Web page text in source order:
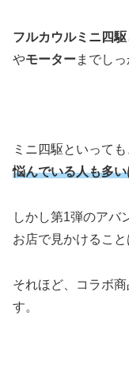
フルカウルミニ四
やモーターまでしっ
ミニ四駆といって
悩んでいる人も多
しかし第1弾のアバ
お店で見かけること
それほど、コラボ
す。